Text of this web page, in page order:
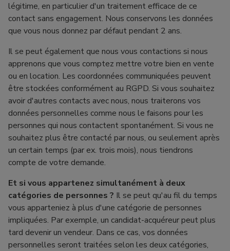
légitime, en particulier d'un traitement efficace de ce
contact sans engagement. Nous conservons les données
que vous nous donnez par défaut pendant 2 ans.
Il se peut également que nous vous contactions si nous
apprenons que vous comptez mettre votre bien en vente
ou en location. Les coordonnées communiquées peuvent
être stockées conformément au RGPD. Si vous souhaitez
avoir d'autres contacts avec nous, nous traiterons vos
données personnelles comme nous le faisons pour les
personnes qui nous contactent spontanément. Si vous ne
souhaitez plus être contacté par nous, ou seulement après
un certain temps (par ex. trois mois), nous tiendrons
compte de votre demande.
Et si vous appartenez simultanément à deux
catégories de personnes ? Il se peut qu'au fil du temps
vous apparteniez à plus d'une catégorie de personnes
impliquées. Par exemple, un candidat-acquéreur peut plus
tard devenir un vendeur. Dans ce cas, vos données
personnelles seront traitées selon les deux catégories,